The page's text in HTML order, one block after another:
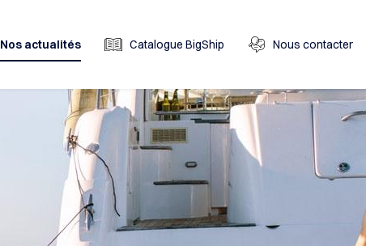
Nos actualités Catalogue BigShip Nous contacter